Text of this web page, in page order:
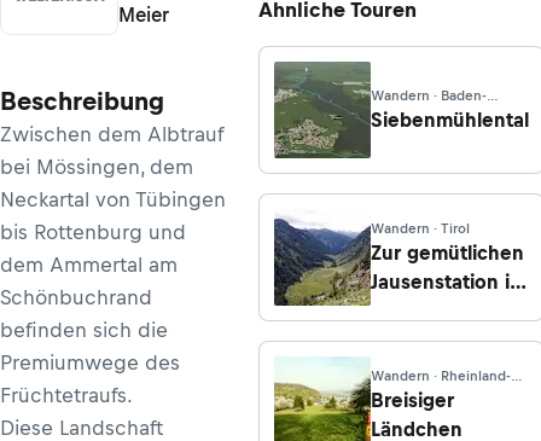
Meier
Beschreibung
Zwischen dem Albtrauf
bei Mössingen, dem
Neckartal von Tübingen
bis Rottenburg und
dem Ammertal am
Schönbuchrand
befinden sich die
Premiumwege des
Früchtetraufs.
Diese Landschaft
Ähnliche Touren
Wandern · Baden-
Württemberg
Siebenmühlental
Wandern · Tirol
Zur gemütlichen
Jausenstation im
Venntal
Wandern · Rheinland-
Pfalz
Breisiger
Ländchen